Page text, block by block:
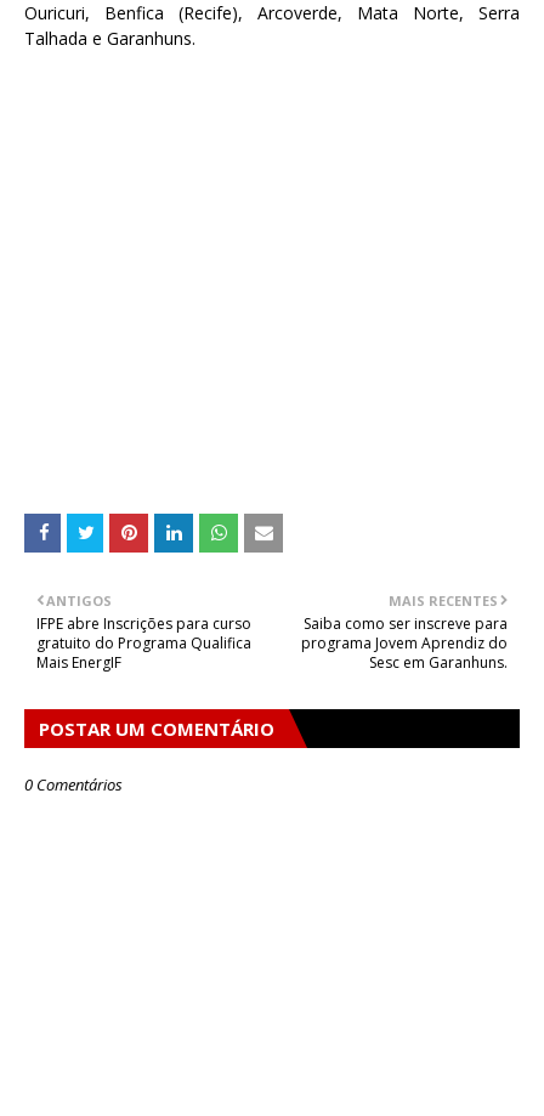
Ouricuri, Benfica (Recife), Arcoverde, Mata Norte, Serra
Talhada e Garanhuns.
MAIS RECENTES
Saiba como ser inscreve para
programa Jovem Aprendiz do
Sesc em Garanhuns.
ANTIGOS
IFPE abre Inscrições para curso
gratuito do Programa Qualifica
Mais EnergIF
POSTAR UM COMENTÁRIO
0 Comentários